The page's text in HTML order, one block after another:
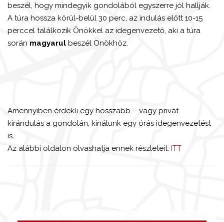
beszél, hogy mindegyik gondolából egyszerre jól hallják.
A túra hossza körül-belül 30 perc, az indulás előtt 10-15
perccel találkozik Önökkel az idegenvezető, aki a túra
során magyarul beszél Önökhöz.
Amennyiben érdekli egy hosszabb – vagy privát
kirándulás a gondolán, kínálunk egy órás idegenvezetést
is.
Az alábbi oldalon olvashatja ennek részleteit: ITT